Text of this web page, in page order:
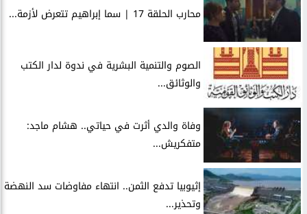
محارب الحلقة 17 | سما إبراهيم تتعرض لأزمة...
الصوم والتنمية البشرية في ندوة لدار الكتب
والوثائق...
وفاة والدي أثرت في حياتي.. هشام ماجد:
متفكريش...
إثيوبيا تدفع الثمن.. انتهاء مفاوضات سد النهضة
وتحذير...